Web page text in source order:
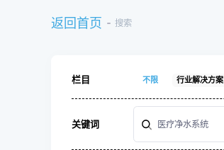
返回首页 搜索
栏目 不限 行业解决方案
关键词